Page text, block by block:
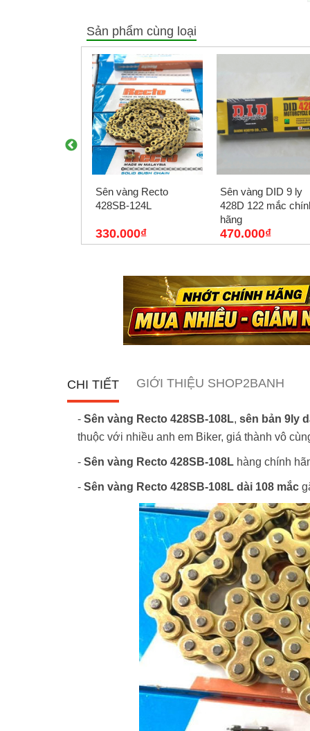
Sản phẩm cùng loại
Sên vàng Recto
428SB-124L
330.000₫
Sên vàng DID 9 ly
428D 122 mắc
hãng
470.000₫
CHI TIẾT GIỚI THIỆU SHOP2BANH
- Sên vàng Recto 428SB-108L, sên bản 9ly
thuộc với nhiều anh em Biker, giá thành vô
- Sên vàng Recto 428SB-108L hàng chính
- Sên vàng Recto 428SB-108L dài 108 mắc